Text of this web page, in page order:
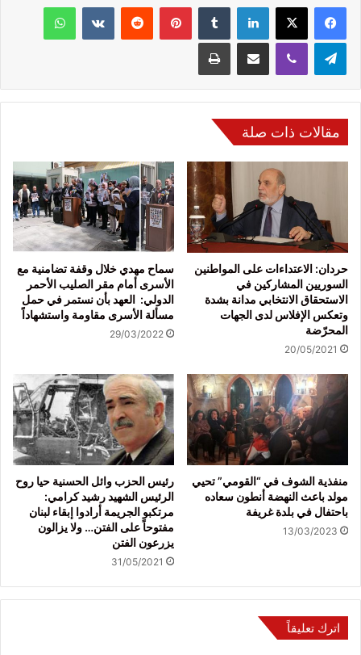
فيسبوك لينكدإن بينتيريست
مقالات ذات صلة
حردان: الاعتداءات على المواطنين
السوريين المشاركين في
الاستحقاق الانتخابي مدانة بشدة
وتعكس الإفلاس لدى الجهات
المحرّضة
20/05/2021
سماح مهدي خلال وقفة تضامنية مع
الأسرى أمام مقر الصليب الأحمر
الدولي: العهد بأن نستمر في حمل
مسألة الأسرى مقاومة واستشهاداً
29/03/2022
منفذية الشوف في “القومي” تحيي
مولد باعث النهضة أنطون سعاده
باحتفال في بلدة غريفة
13/03/2023
رئيس الحزب وائل الحسنية حيا روح
الرئيس الشهيد رشيد كرامي:
مرتكبو الجريمة أرادوا إبقاء لبنان
مفتوحاً على الفتن… ولا يزالون
يزرعون الفتن
31/05/2021
اترك تعليقاً